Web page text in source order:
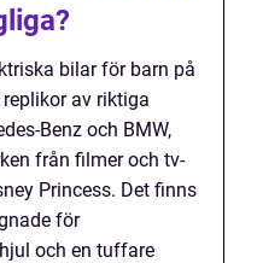
bilar för barn på
av riktiga
Benz och BMW,
från filmer och tv-
Princess. Det finns
för
och en tuffare